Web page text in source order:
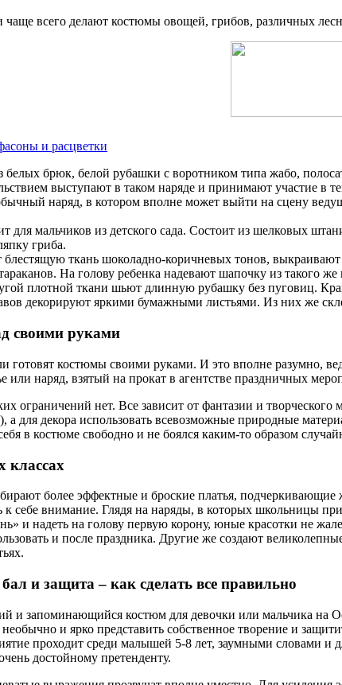
всего делают костюмы овощей, грибов, различных
и расцветки
брюк, белой рубашки с воротником типа жабо,
выступают в таком наряде и принимают участие в
наряд, в котором вполне может выйти на сцену
для мальчиков из детского сада. Состоит из шелковых
гриба.
блестящую ткань шоколадно-коричневых тонов,
На голову ребенка надевают шапочку из такого
плотной ткани шьют длинную рубашку без пуговиц.
декорируют яркими бумажными листьями. Из них же
своими руками
готовят костюмы своими руками. И это вполне разумно,
или наряд, взятый на прокат в агентстве праздничных
ограничений нет. Все зависит от фантазии и
а для декора использовать всевозможные природные
в костюме свободно и не боялся каким-то образом
классах
более эффектные и броские платья, подчеркивающие
себе внимание. Глядя на наряды, в которых школьницы
и надеть на голову первую корону, юные красотки не
и после праздника. Другие же создают
и защита – как сделать все правильно
и запоминающийся костюм для девочки или мальчика на
и ярко представить собственное творение и
проходит среди малышей 5-8 лет, заумными словами
достойному претенденту.